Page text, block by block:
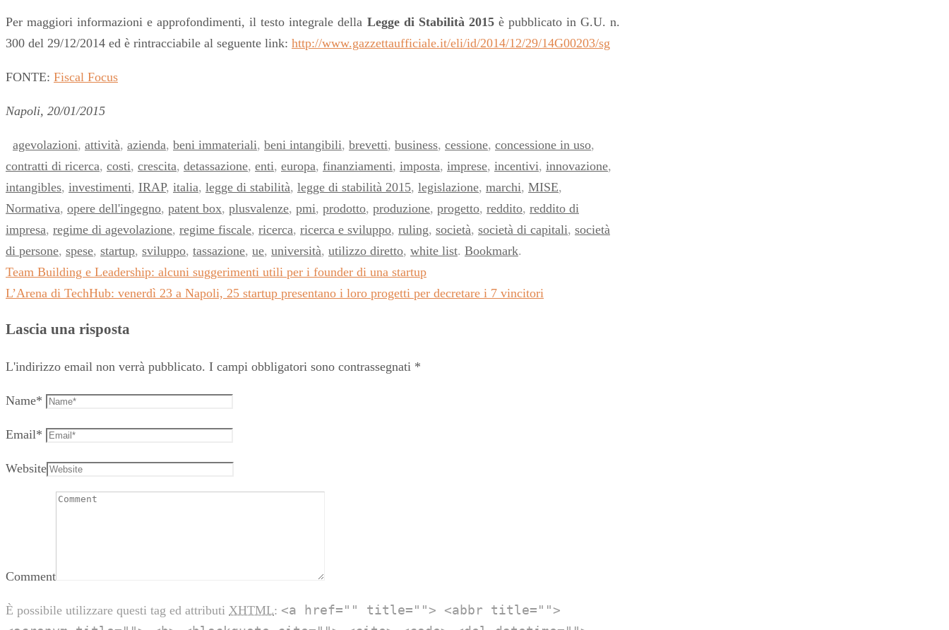
Per maggiori informazioni e approfondimenti, il testo integrale della Legge di Stabilità 2015 è pubblicato in G.U. n.
300 del 29/12/2014 ed è rintracciabile al seguente link: http://www.gazzettaufficiale.it/eli/id/2014/12/29/14G00203/sg
FONTE: Fiscal Focus
Napoli, 20/01/2015
agevolazioni, attività, azienda, beni immateriali, beni intangibili, brevetti, business, cessione, concessione in uso,
contratti di ricerca, costi, crescita, detassazione, enti, europa, finanziamenti, imposta, imprese, incentivi, innovazione,
intangibles, investimenti, IRAP, italia, legge di stabilità, legge di stabilità 2015, legislazione, marchi, MISE,
Normativa, opere dell'ingegno, patent box, plusvalenze, pmi, prodotto, produzione, progetto, reddito, reddito di
impresa, regime di agevolazione, regime fiscale, ricerca, ricerca e sviluppo, ruling, società, società di capitali, società
di persone, spese, startup, sviluppo, tassazione, ue, università, utilizzo diretto, white list. Bookmark.
Team Building e Leadership: alcuni suggerimenti utili per i founder di una startup
L’Arena di TechHub: venerdì 23 a Napoli, 25 startup presentano i loro progetti per decretare i 7 vincitori
Lascia una risposta
L'indirizzo email non verrà pubblicato. I campi obbligatori sono contrassegnati *
Name*
Email*
Website
Comment
È possibile utilizzare questi tag ed attributi XHTML: <a href="" title=""> <abbr title="">